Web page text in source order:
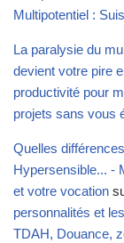
Multipotentiel :
La paralysie du
devient votre pire
productivité pour
projets sans vous
Quelles
Hypersensible... -
et votre vocation
personnalités et
TDAH, Douance,